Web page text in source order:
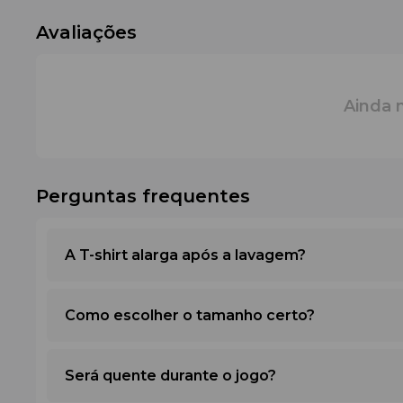
Avaliações
Ainda
Perguntas frequentes
A T-shirt alarga após a lavagem?
Como escolher o tamanho certo?
Será quente durante o jogo?